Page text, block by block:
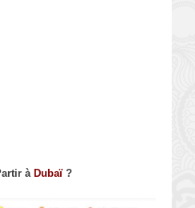
à Dubaï ?